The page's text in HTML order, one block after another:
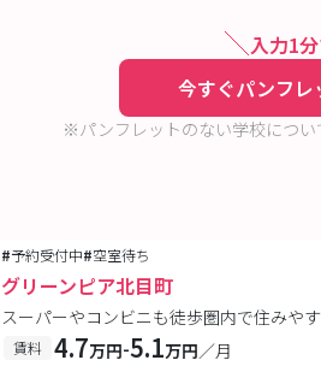
入力1
今すぐパンフレ
※パンフレットのない学校につい
#予約受付中#空室待ち
グリーンピア北目町
スーパーやコンビニも徒歩圏内で住みや
賃料 4.7万円-5.1万円／月